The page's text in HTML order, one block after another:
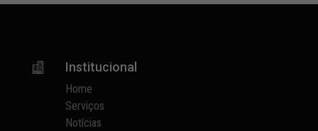
 Institucional
Home
Serviços
Notícias